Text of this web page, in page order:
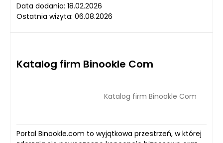
Data dodania: 18.02.2026
Ostatnia wizyta: 06.08.2026
Katalog firm Binookle Com
Katalog firm Binookle Com
Portal Binookle.com to wyjątkowa przestrzeń, w której